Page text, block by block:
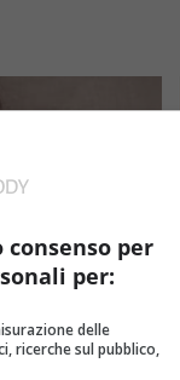
per
per:
delle
ricerche sul pubblico,